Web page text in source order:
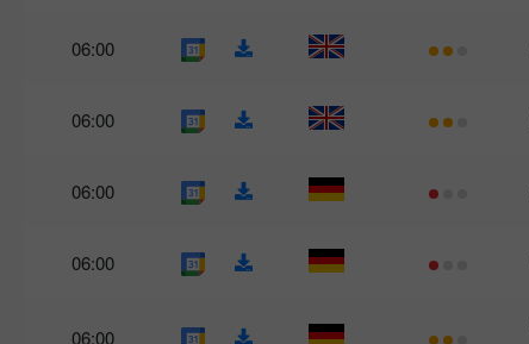
06:00
06:00
06:00
06:00
06:00